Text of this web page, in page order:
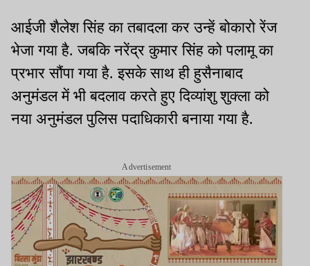
आईजी शैलेश सिंह का तबादला कर उन्हें बोकारो रेंज
भेजा गया है. जबकि नरेंद्र कुमार सिंह को पलामू का
प्रभार सौंपा गया है. इसके साथ ही हुसैनाबाद
अनुमंडल में भी बदलाव करते हुए दिव्यांशु शुक्ला को
नया अनुमंडल पुलिस पदाधिकारी बनाया गया है.
Advertisement